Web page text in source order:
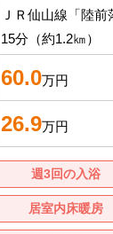
ＪＲ仙山線「陸
15分（約1.2㎞）
60.0万円
26.9万円
週3回の入浴
居室内床暖房